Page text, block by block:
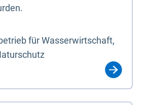
für Wasserwirtschaft,